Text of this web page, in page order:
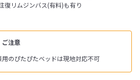
ご注意
用のぴたぴたベッドは現地対応不可
復リムジンバス(有料)も有り